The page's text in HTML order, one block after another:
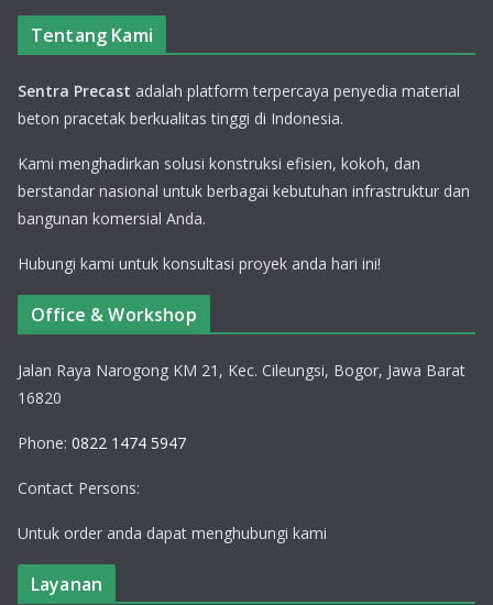
Tentang Kami
Sentra Precast adalah platform terpercaya penyedia material
beton pracetak berkualitas tinggi di Indonesia.
Kami menghadirkan solusi konstruksi efisien, kokoh, dan
berstandar nasional untuk berbagai kebutuhan infrastruktur dan
bangunan komersial Anda.
Hubungi kami untuk konsultasi proyek anda hari ini!
Office & Workshop
Jalan Raya Narogong KM 21, Kec. Cileungsi, Bogor, Jawa Barat
16820
Phone: 0822 1474 5947
Contact Persons:
Untuk order anda dapat menghubungi kami
Layanan